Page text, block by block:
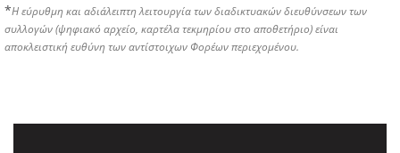
*Η εύρυθμη και αδιάλειπτη λειτουργία των διαδικτυακών διευθύνσεων των
συλλογών (ψηφιακό αρχείο, καρτέλα τεκμηρίου στο αποθετήριο) είναι
αποκλειστική ευθύνη των αντίστοιχων Φορέων περιεχομένου.